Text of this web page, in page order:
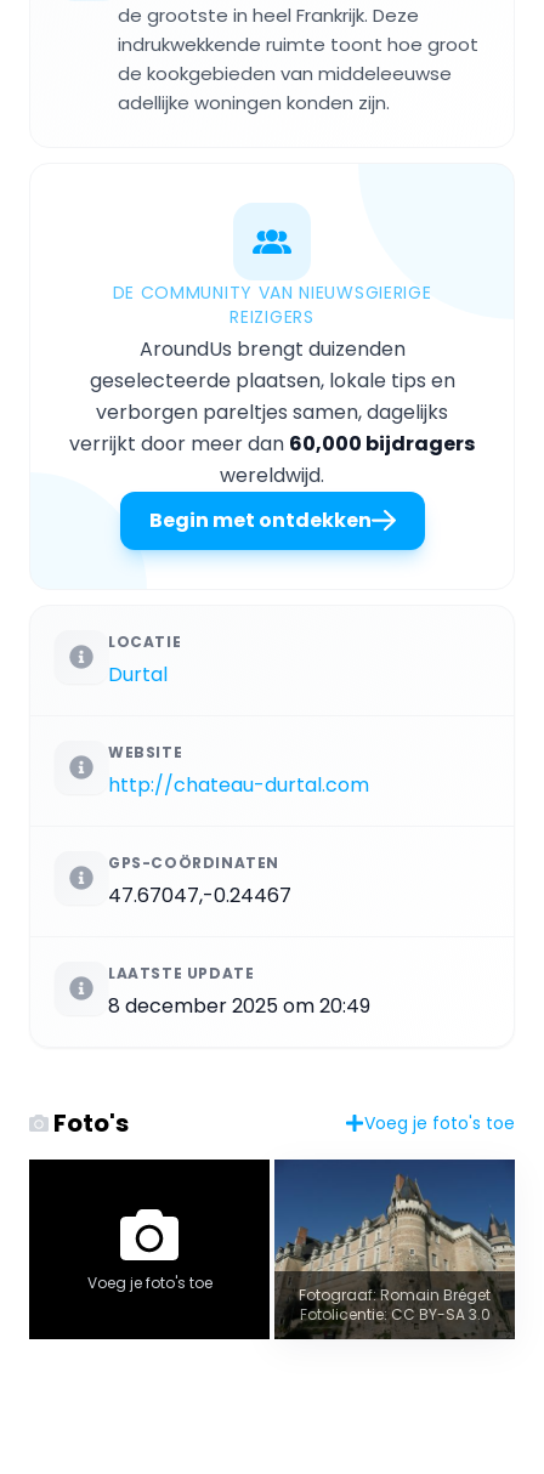
de grootste in heel Frankrijk. Deze
indrukwekkende ruimte toont hoe groot
de kookgebieden van middeleeuwse
adellijke woningen konden zijn.
DE COMMUNITY VAN NIEUWSGIERIGE
REIZIGERS
AroundUs brengt duizenden
geselecteerde plaatsen, lokale tips en
verborgen pareltjes samen, dagelijks
verrijkt door meer dan 60,000 bijdragers
wereldwijd.
Begin met ontdekken
LOCATIE
Durtal
WEBSITE
http://chateau-durtal.com
GPS-COÖRDINATEN
47.67047,-0.24467
LAATSTE UPDATE
8 december 2025 om 20:49
Foto's Voeg je foto's toe
Voeg je foto's toe
Fotograaf: Romain Bréget
Fotolicentie: CC BY-SA 3.0